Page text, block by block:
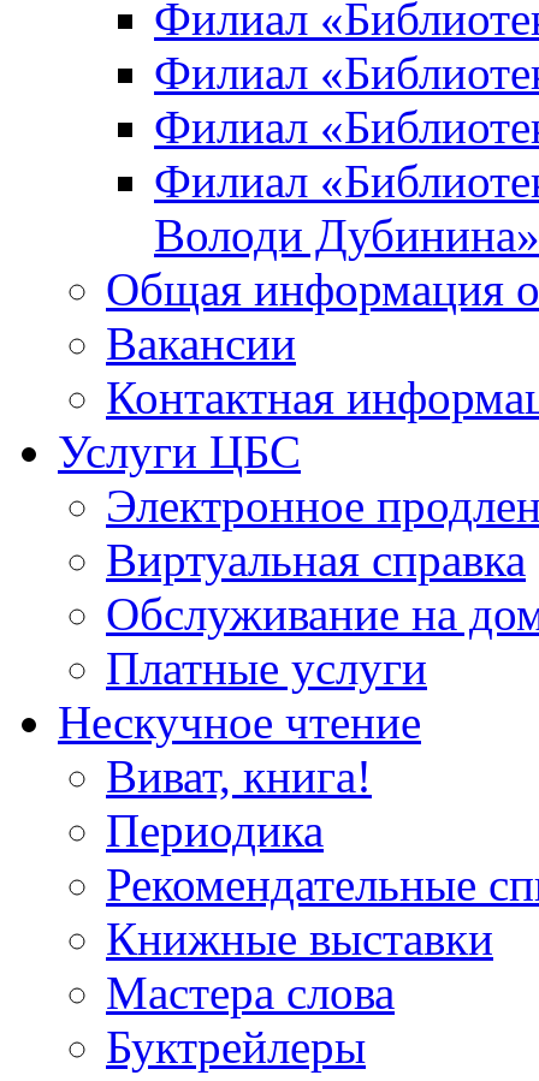
Филиал
Филиал
Филиал
Филиал
Володи Дубинина»
Общая информация
Вакансии
Контактная
Услуги ЦБС
Электронное
Виртуальная справка
Обслуживание на
Платные услуги
Нескучное чтение
Виват, книга!
Периодика
Рекомендательные
Книжные выставки
Мастера слова
Буктрейлеры